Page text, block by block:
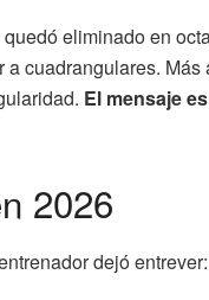
eliminado en
a cuadrangulares.
El mensaje
2026
dejó entrever: